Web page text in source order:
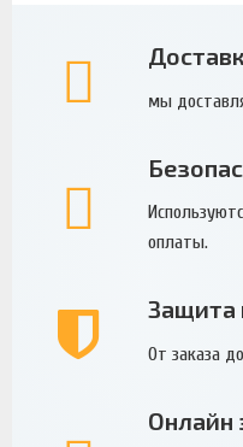
мы
оплаты.
Защита
От заказа
Онлайн